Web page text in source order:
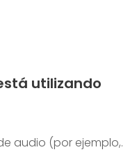
utilizando
audio (por ejemplo,.